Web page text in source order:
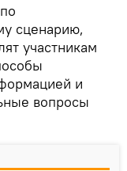
сценарию,
участникам
и
вопросы